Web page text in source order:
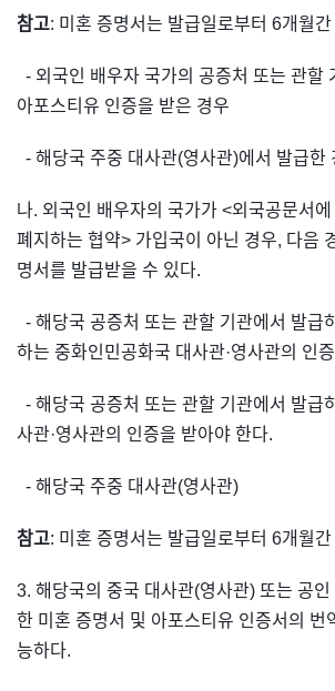
참고: 미혼 증명서는 발급일로부터 6개월
- 외국인 배우자 국가의 공증처 또는 관할
아포스티유 인증을 받은 경우
- 해당국 주중 대사관(영사관)에서 발급한
나. 외국인 배우자의 국가가 <외국공문서
폐지하는 협약> 가입국이 아닌 경우, 다음
명서를 발급받을 수 있다.
- 해당국 공증처 또는 관할 기관에서 발급
하는 중화인민공화국 대사관·영사관의 인
- 해당국 공증처 또는 관할 기관에서 발급
사관·영사관의 인증을 받아야 한다.
- 해당국 주중 대사관(영사관)
참고: 미혼 증명서는 발급일로부터 6개월
3. 해당국의 중국 대사관(영사관) 또는 공
한 미혼 증명서 및 아포스티유 인증서의 번
능하다.